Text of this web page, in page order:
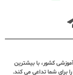
کشور، با بیشترین
برای شما تداعی می کند.